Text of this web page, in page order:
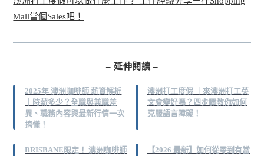
Mall當個Sales吧！
– 延伸閱讀 –
2025年 澳洲咖啡師 薪資解析
｜時薪多少？全職與兼職差
異、職務內容與最新行情一次
搞懂！
澳洲打工度假 ｜來澳洲打工英
文會變好嗎？四步驟教你如何
克服語言障礙！
BRISBANE限定！ 澳洲咖啡師
【2026 最新】如何從零到有當